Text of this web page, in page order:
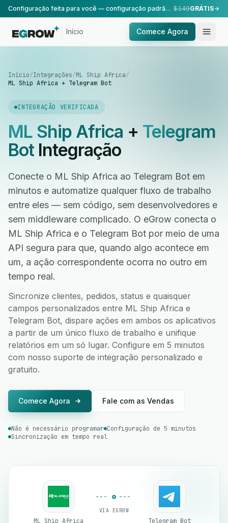
Configuração feita para você — configuração padrão, realizada pela nossa equipe. $149GRÁTIS
Início Comece Agora
Início/Integrações/ML Ship Africa/
ML Ship Africa + Telegram Bot
INTEGRAÇÃO VERIFICADA
ML Ship Africa + Telegram
BotIntegração
Conecte o ML Ship Africa ao Telegram Bot em
minutos e automatize qualquer fluxo de trabalho
entre eles — sem código, sem desenvolvedores e
sem middleware complicado. O eGrow conecta o
ML Ship Africa e o Telegram Bot por meio de uma
API segura para que, quando algo acontece em
um, a ação correspondente ocorra no outro em
tempo real.
Sincronize clientes, pedidos, status e quaisquer
campos personalizados entre ML Ship Africa e
Telegram Bot, dispare ações em ambos os aplicativos
a partir de um único fluxo de trabalho e unifique
relatórios em um só lugar. Configure em 5 minutos
com nosso suporte de integração personalizado e
gratuito.
Comece Agora Fale com as Vendas
Não é necessário programar Configuração de 5 minutos
Sincronização em tempo real
ML Ship Africa
VIA EGROW
Telegram Bot